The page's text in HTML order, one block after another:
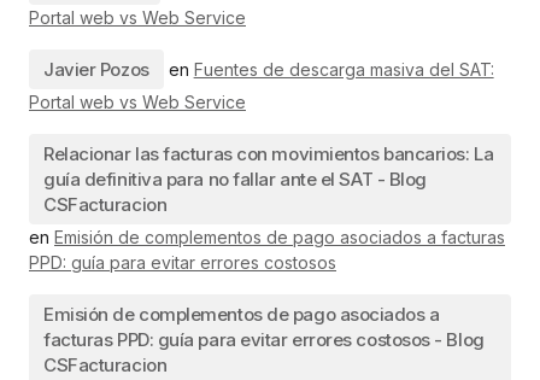
Portal web vs Web Service
Javier Pozos en Fuentes de descarga masiva del SAT:
Portal web vs Web Service
Relacionar las facturas con movimientos bancarios: La
guía definitiva para no fallar ante el SAT - Blog
CSFacturacion
en Emisión de complementos de pago asociados a facturas
PPD: guía para evitar errores costosos
Emisión de complementos de pago asociados a
facturas PPD: guía para evitar errores costosos - Blog
CSFacturacion